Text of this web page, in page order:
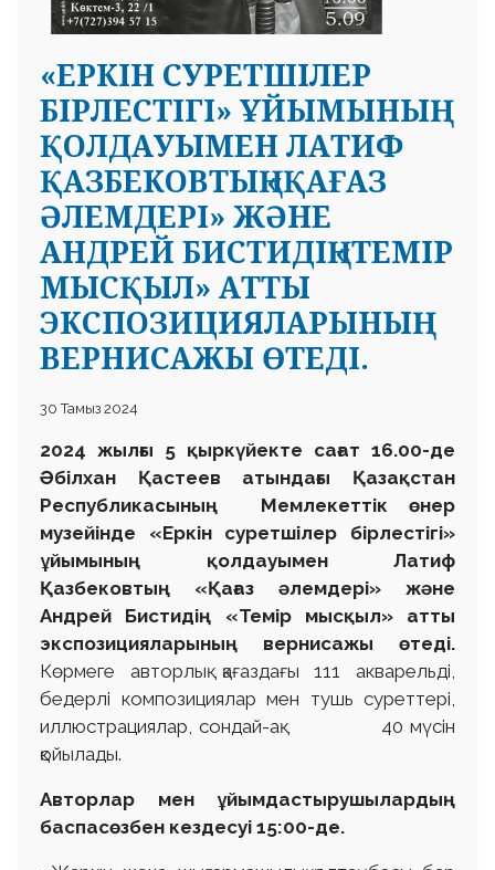
«ЕРКІН СУРЕТШІЛЕР
БІРЛЕСТІГІ» ҰЙЫМЫНЫҢ
ҚОЛДАУЫМЕН ЛАТИФ
ҚАЗБЕКОВТЫҢ «ҚАҒАЗ
ӘЛЕМДЕРІ» ЖӘНЕ
АНДРЕЙ БИСТИДІҢ «ТЕМІР
МЫСҚЫЛ» АТТЫ
ЭКСПОЗИЦИЯЛАРЫНЫҢ
ВЕРНИСАЖЫ ӨТЕДІ.
30 Тамыз 2024
2024 жылғы 5 қыркүйекте сағат 16.00-де
Әбілхан Қастеев атындағы Қазақстан
Республикасының Мемлекеттік өнер
музейінде «Еркін суретшілер бірлестігі»
ұйымының қолдауымен Латиф
Қазбековтың «Қағаз әлемдері» және
Андрей Бистидің «Темір мысқыл» атты
экспозицияларының вернисажы өтеді.
Көрмеге авторлық қағаздағы 111 акварельді,
бедерлі композициялар мен тушь суреттері,
иллюстрациялар, сондай-ақ 40 мүсін
қойылады.
Авторлар мен ұйымдастырушылардың
баспасөзбен кездесуі 15:00-де.